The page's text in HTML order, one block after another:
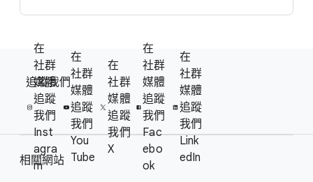
e
S
o
c
l
M
追蹤​我們
在​
社群​
媒體​
追蹤​
我們
Inst
agra
m
在​
社群​
媒體​
追蹤​
我們
You
Tube
在​
社群​
媒體​
追蹤​
我們
X
在​
社群​
媒體​
追蹤​
我們
Fac
ebo
ok
在​
社群​
媒體​
追蹤​
我們
Link
edIn
相關​網站